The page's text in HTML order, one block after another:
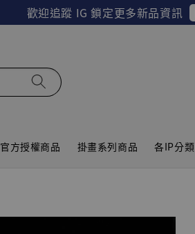
歡迎追蹤 IG 鎖定更多新品資訊
官方授權商品 掛畫系列商品 各IP分類